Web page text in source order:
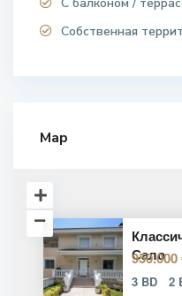
Собственная
Map
Сало
950.000
3 BD 2